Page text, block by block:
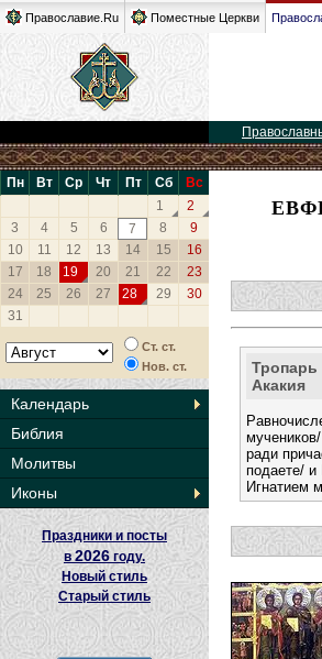
Православие.Ru Поместные Церкви
Пн Вт Ср Чт Пт Сб
Вс
1
2
3
4 5 6 7 8
9
10
11 12 13 14 15
16
17
18 19 20 21 22
23
24
25 26 27 28 29
30
31
Ст. ст.
Нов. ст.
Календарь
Библия
Молитвы
Иконы
Праздники и посты
в2026 году.
Новый стиль
Старый стиль
Акакия
ради
подаете/
Игнатием